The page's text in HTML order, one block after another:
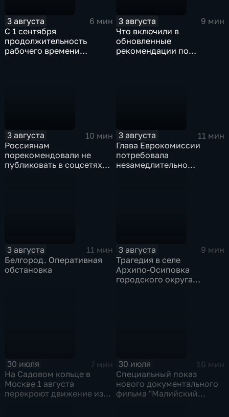
3 августа
6 мин
С 1 сентября
продолжительность
рабочего времени
3 августа
9 мин
Что включили в
обновленные
рекомендации по
3 августа
10 мин
Россиянам
порекомендовали не
публиковать в соцсетях
3 августа
11 мин
Глава Еврокомиссии
потребовала
незамедлительно
3 августа
11 мин
Белгород. Оперативная
обстановка
3 августа
9 мин
Трагедия в селе
Архипо‑Осиповка
городского округа
30 июля
7 мин
На Садовом кольце в
Москве 1 августа
перекроют движение из-
30 июля
16 мин
Специальный показ
нового документального
фильма "Малийский